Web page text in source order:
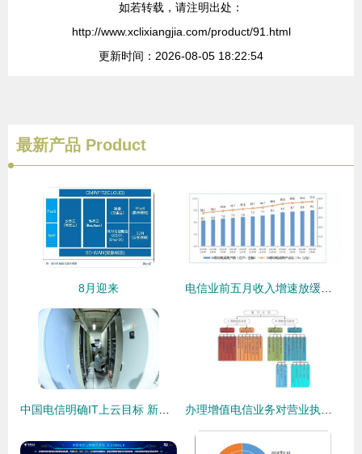
如若转载，请注明出处：
http://www.xclixiangjia.com/product/91.html
更新时间：2026-08-05 18:22:54
最新产品 Product
8月迎来